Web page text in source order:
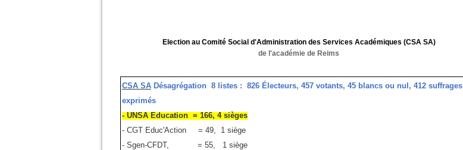
Election au Comité Social d'Administration des Services Académiques (CSA SA)
de l'académie de Reims
CSA SADésagrégation 8 listes : 826 Électeurs, 457 votants, 45 blancs ou nul, 412 suffrages
exprimés
- UNSA Education = 166, 4 sièges
- CGT Educ'Action = 49, 1 siège
- Sgen-CFDT, = 55, 1 siège